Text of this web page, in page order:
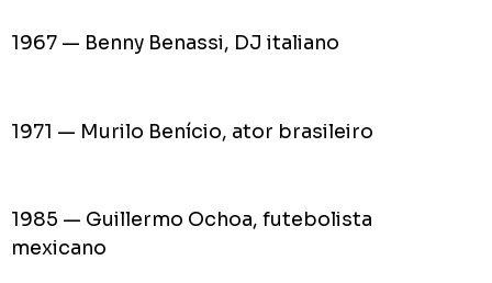
1967 — Benny Benassi, DJ italiano
1971 — Murilo Benício, ator brasileiro
1985 — Guillermo Ochoa, futebolista
mexicano